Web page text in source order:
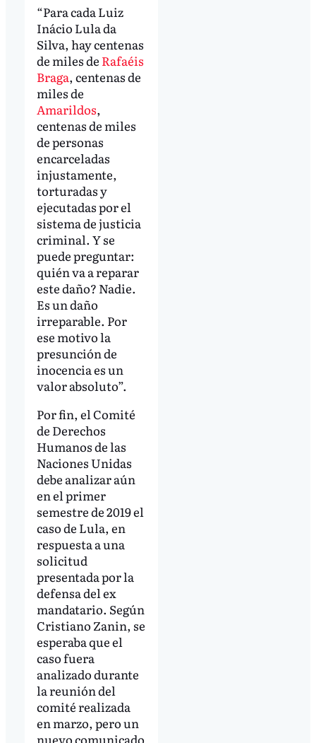
“Para cada Luiz
Inácio Lula da
Silva, hay centenas
de miles de Rafaéis
Braga, centenas de
miles de
Amarildos,
centenas de miles
de personas
encarceladas
injustamente,
torturadas y
ejecutadas por el
sistema de justicia
criminal. Y se
puede preguntar:
quién va a reparar
este daño? Nadie.
Es un daño
irreparable. Por
ese motivo la
presunción de
inocencia es un
valor absoluto”.
Por fin, el Comité
de Derechos
Humanos de las
Naciones Unidas
debe analizar aún
en el primer
semestre de 2019 el
caso de Lula, en
respuesta a una
solicitud
presentada por la
defensa del ex
mandatario. Según
Cristiano Zanin, se
esperaba que el
caso fuera
analizado durante
la reunión del
comité realizada
en marzo, pero un
nuevo comunicado